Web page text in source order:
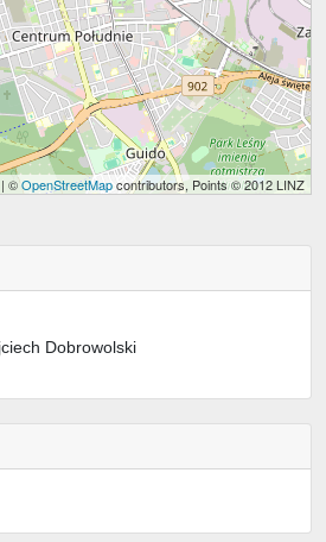
| ©OpenStreetMapcontributors, Points © 2012 LINZ
Dobrowolski